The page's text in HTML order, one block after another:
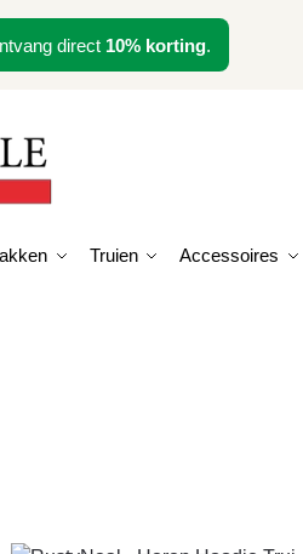
direct 10% korting.
Truien Accessoires